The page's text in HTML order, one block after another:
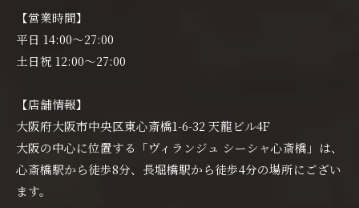
【営業時間】
平日 14:00〜27:00
土日祝 12:00〜27:00
【店舗情報】
大阪府大阪市中央区東心斎橋1-6-32 天龍ビル4F
大阪の中心に位置する「ヴィランジュ シーシャ心斎橋」は、
心斎橋駅から徒歩8分、長堀橋駅から徒歩4分の場所にござい
ます。